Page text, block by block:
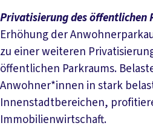
Privatisierung des öffentlichen
Erhöhung der
zu einer weiteren
öffentlichen Parkraums.
Anwohner*innen in stark
Innenstadtbereichen,
Immobilienwirtschaft.